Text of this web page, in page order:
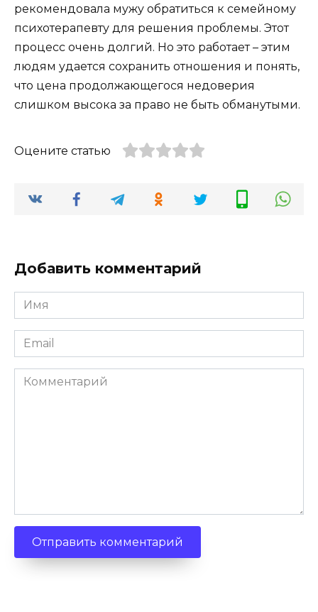
рекомендовала мужу обратиться к семейному
психотерапевту для решения проблемы. Этот
процесс очень долгий. Но это работает – этим
людям удается сохранить отношения и понять,
что цена продолжающегося недоверия
слишком высока за право не быть обманутыми.
Оцените статью
Добавить комментарий
Имя
Email
Комментарий